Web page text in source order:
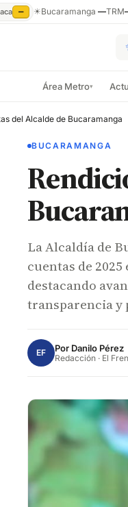
— ☀Bucaramanga—TRM
Área Metro▾
del Alcalde de Bucaramanga
BUCARAMANGA
La Alcaldía de
cuentas de
destacando
transparencia y
EF Por Danilo Pérez
Redacción · El